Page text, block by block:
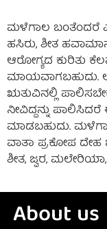
ಮಳೆಗಾಲ ಬಂತೆಂದರೆ
ಹಸಿರು, ಶೀತ
ಆರೋಗ್ಯದ ಕುರಿತು
ಮಾಯವಾಗಬಹುದು.
ಋತುವಿನಲ್ಲಿ
ನೀವಿದ್ದನ್ನು
ಮಾಡಬಹುದು.
ವಾತಾ ಪ್ರಕೋಪ ದೇಹ
ಶೀತ, ಜ್ವರ,
About us